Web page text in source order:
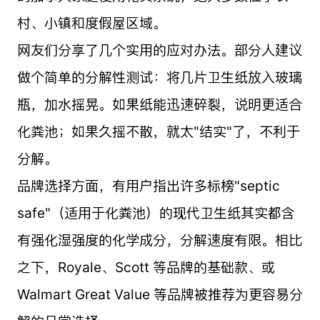
村、小镇和度假屋区域。
网友们分享了几个实用的应对办法。部分人建议
做个简单的分解性测试：将几片卫生纸放入玻璃
瓶，加水摇晃。如果纸能迅速碎裂，说明更适合
化粪池；如果久摇不散，就太"结实"了，不利于
分解。
品牌选择方面，有用户指出许多标榜"septic
safe"（适用于化粪池）的现代卫生纸其实都含
有强化湿强度的化学成分，分解速度有限。相比
之下，Royale、Scott 等品牌的基础款、或
Walmart Great Value 等品牌被推荐为更容易分